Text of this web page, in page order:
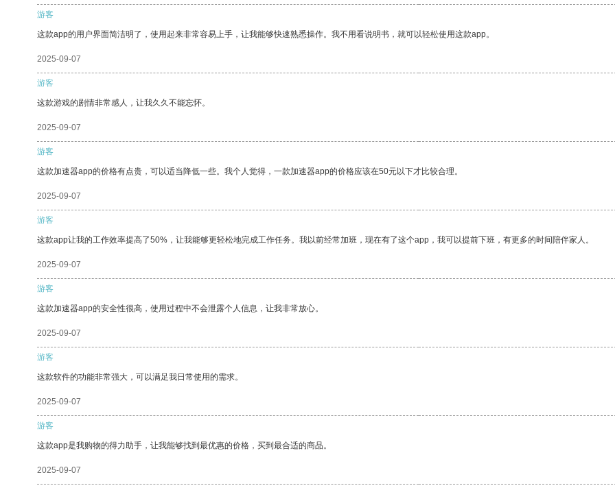
游客
这款app的用户界面简洁明了，使用起来非常容易上手，让我能够快速熟悉操作。我不用看说明书，就可以轻松使用这款app。
2025-09-07
游客
这款游戏的剧情非常感人，让我久久不能忘怀。
2025-09-07
游客
这款加速器app的价格有点贵，可以适当降低一些。我个人觉得，一款加速器app的价格应该在50元以下才比较合理。
2025-09-07
游客
这款app让我的工作效率提高了50%，让我能够更轻松地完成工作任务。我以前经常加班，现在有了这个app，我可以提前下班，有更多的时间陪伴家人。
2025-09-07
游客
这款加速器app的安全性很高，使用过程中不会泄露个人信息，让我非常放心。
2025-09-07
游客
这款软件的功能非常强大，可以满足我日常使用的需求。
2025-09-07
游客
这款app是我购物的得力助手，让我能够找到最优惠的价格，买到最合适的商品。
2025-09-07